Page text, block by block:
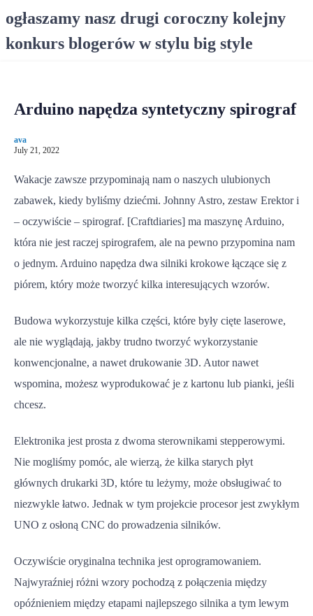
ogłaszamy nasz drugi coroczny kolejny
konkurs blogerów w stylu big style
Arduino napędza syntetyczny spirograf
ava
July 21, 2022
Wakacje zawsze przypominają nam o naszych ulubionych
zabawek, kiedy byliśmy dziećmi. Johnny Astro, zestaw Erektor i
– oczywiście – spirograf. [Craftdiaries] ma maszynę Arduino,
która nie jest raczej spirografem, ale na pewno przypomina nam
o jednym. Arduino napędza dwa silniki krokowe łączące się z
piórem, który może tworzyć kilka interesujących wzorów.
Budowa wykorzystuje kilka części, które były cięte laserowe,
ale nie wyglądają, jakby trudno tworzyć wykorzystanie
konwencjonalne, a nawet drukowanie 3D. Autor nawet
wspomina, możesz wyprodukować je z kartonu lub pianki, jeśli
chcesz.
Elektronika jest prosta z dwoma sterownikami stepperowymi.
Nie mogliśmy pomóc, ale wierzą, że kilka starych płyt
głównych drukarki 3D, które tu leżymy, może obsługiwać to
niezwykle łatwo. Jednak w tym projekcie procesor jest zwykłym
UNO z osłoną CNC do prowadzenia silników.
Oczywiście oryginalna technika jest oprogramowaniem.
Najwyraźniej różni wzory pochodzą z połączenia między
opóźnieniem między etapami najlepszego silnika a tym lewym